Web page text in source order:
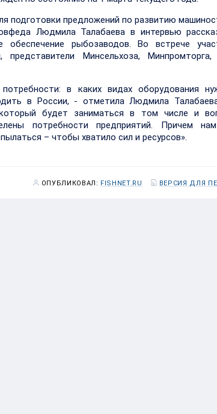
подготовки предложений по развитию
Людмила Талабаева в интервью
рыбозаводов. Во встрече
Минсельхоза,
в каких видах оборудования
в России, - отметила Людмила
будет заниматься в том числе и
потребности предприятий. Причем
– чтобы хватило сил и ресурсов».
ОПУБЛИКОВАЛ: FISHNET.RU ВЕРСИЯ ДЛЯ